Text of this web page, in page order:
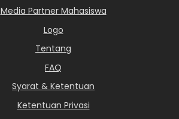
Media Partner Mahasiswa
Logo
Tentang
FAQ
Syarat & Ketentuan
Ketentuan Privasi